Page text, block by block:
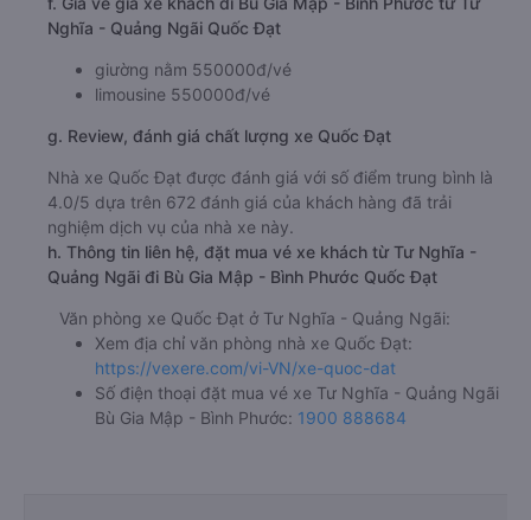
Nghĩa - Quảng Ngãi Quốc Đạt
giường nằm 550000đ/vé
limousine 550000đ/vé
g. Review, đánh giá chất lượng xe Quốc Đạt
Nhà xe Quốc Đạt được đánh giá với số điểm trung bình là
4.0/5 dựa trên 672 đánh giá của khách hàng đã trải
nghiệm dịch vụ của nhà xe này.
h. Thông tin liên hệ, đặt mua vé xe khách từ Tư Nghĩa -
Quảng Ngãi đi Bù Gia Mập - Bình Phước Quốc Đạt
Văn phòng xe Quốc Đạt ở Tư Nghĩa - Quảng Ngãi:
Xem địa chỉ văn phòng nhà xe Quốc Đạt:
https://vexere.com/vi-VN/xe-quoc-dat
Số điện thoại đặt mua vé xe Tư Nghĩa - Quảng Ngãi
Bù Gia Mập - Bình Phước: 1900 888684